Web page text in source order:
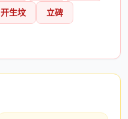
开生坟
立碑